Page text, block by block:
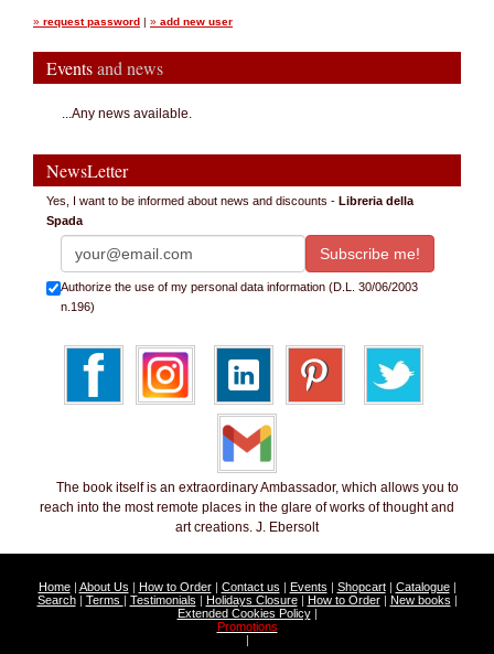
» request password | » add new user
Eventsand news
...Any news available.
NewsLetter
Yes, I want to be informed about news and discounts - Libreria della
Spada
Authorize the use of my personal data information (D.L. 30/06/2003
n.196)
The book itself is an extraordinary Ambassador, which allows you to
reach into the most remote places in the glare of works of thought and
art creations. J. Ebersolt
Home| About Us | How to Order| Contact us | Events | Shopcart| Catalogue|
Search| Terms | Testimonials | Holidays Closure| How to Order| New books |
Extended Cookies Policy|
Promotions
|